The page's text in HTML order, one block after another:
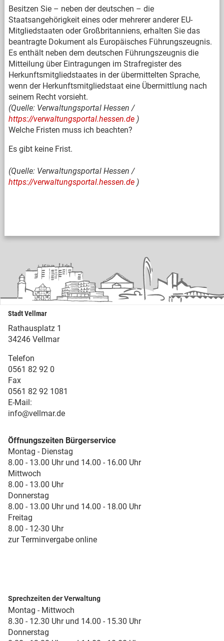
Besitzen Sie – neben der deutschen – die
Staatsangehörigkeit eines oder mehrerer anderer EU-
Mitgliedstaaten oder Großbritanniens, erhalten Sie das
beantragte Dokument als Europäisches Führungszeugnis.
Es enthält neben dem deutschen Führungszeugnis die
Mitteilung über Eintragungen im Strafregister des
Herkunftsmitgliedstaates in der übermittelten Sprache,
wenn der Herkunftsmitgliedstaat eine Übermittlung nach
seinem Recht vorsieht.
(Quelle: Verwaltungsportal Hessen /
https://verwaltungsportal.hessen.de )
Welche Fristen muss ich beachten?
Es gibt keine Frist.
(Quelle: Verwaltungsportal Hessen /
https://verwaltungsportal.hessen.de )
Stadt Vellmar
Rathausplatz 1
34246 Vellmar
Telefon
0561 82 92 0
Fax
0561 82 92 1081
E-Mail:
info@vellmar.de
Öffnungszeiten Bürgerservice
Montag - Dienstag
8.00 - 13.00 Uhr und 14.00 - 16.00 Uhr
Mittwoch
8.00 - 13.00 Uhr
Donnerstag
8.00 - 13.00 Uhr und 14.00 - 18.00 Uhr
Freitag
8.00 - 12-30 Uhr
zur Terminvergabe online
Sprechzeiten der Verwaltung
Montag - Mittwoch
8.30 - 12.30 Uhr und 14.00 - 15.30 Uhr
Donnerstag